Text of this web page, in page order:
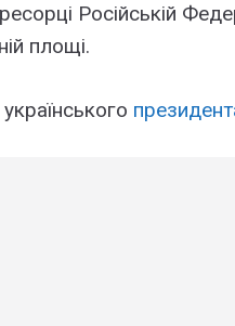
Російській
площі.